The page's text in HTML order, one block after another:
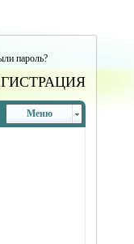
пароль?
Меню